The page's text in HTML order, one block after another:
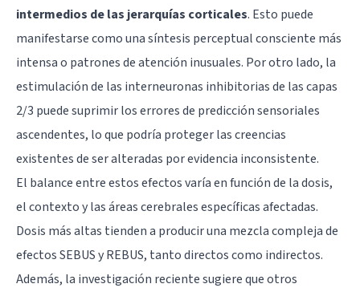
intermedios de las jerarquías corticales. Esto puede
manifestarse como una síntesis perceptual consciente más
intensa o patrones de atención inusuales. Por otro lado, la
estimulación de las interneuronas inhibitorias de las capas
2/3 puede suprimir los errores de predicción sensoriales
ascendentes, lo que podría proteger las creencias
existentes de ser alteradas por evidencia inconsistente.
El balance entre estos efectos varía en función de la dosis,
el contexto y las áreas cerebrales específicas afectadas.
Dosis más altas tienden a producir una mezcla compleja de
efectos SEBUS y REBUS, tanto directos como indirectos.
Además, la investigación reciente sugiere que otros